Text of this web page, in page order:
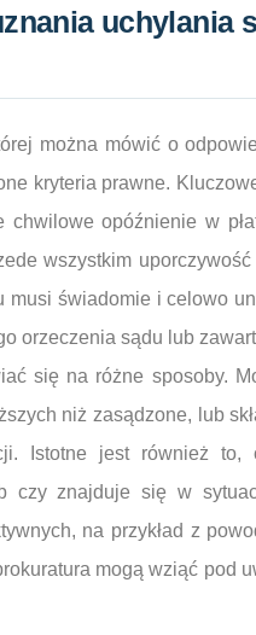
uchylania
można mówić o
kryteria prawne.
chwilowe opóźnienie w
wszystkim
świadomie i celowo
orzeczenia sądu lub
się na różne sposoby.
niż zasądzone, lub
Istotne jest również to,
czy znajduje się w
na przykład z
mogą wziąć pod